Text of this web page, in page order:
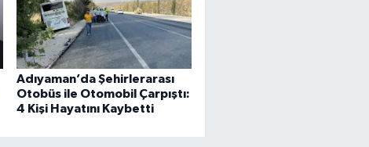
Adıyaman’da Şehirlerarası
Otobüs ile Otomobil Çarpıştı:
4 Kişi Hayatını Kaybetti